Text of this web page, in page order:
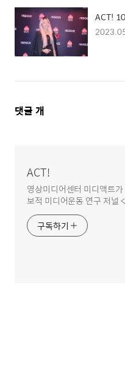
ACT!
댓
댓글 개
ACT!
영상미디어센터 미디액트
보적 미디어운동 연구 저널
구독하기